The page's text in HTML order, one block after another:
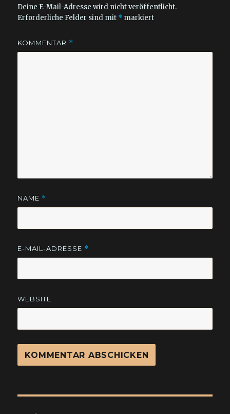
Deine E-Mail-Adresse wird nicht veröffentlicht.
Erforderliche Felder sind mit * markiert
KOMMENTAR *
NAME *
E-MAIL-ADRESSE *
WEBSITE